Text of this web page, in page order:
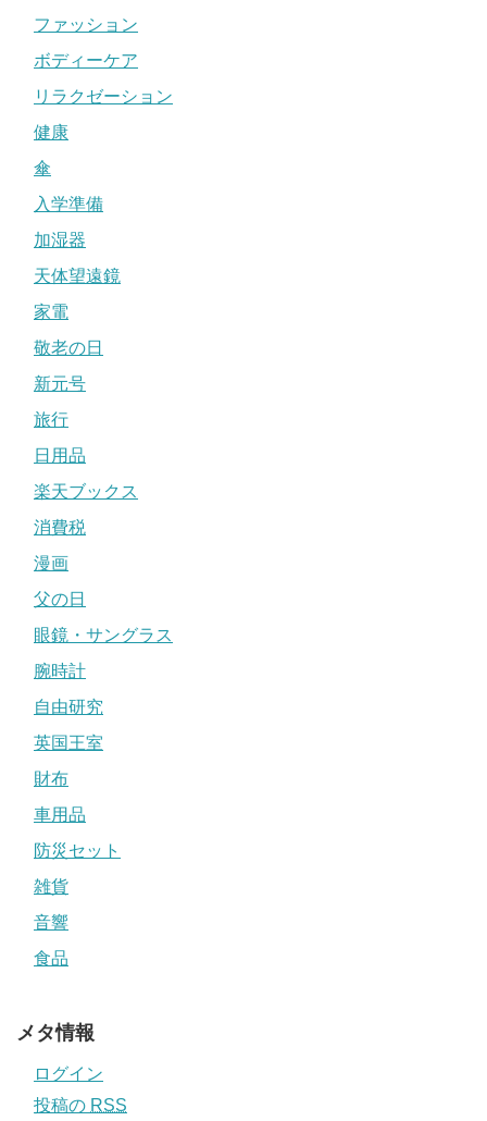
ファッション
ボディーケア
リラクゼーション
健康
傘
入学準備
加湿器
天体望遠鏡
家電
敬老の日
新元号
旅行
日用品
楽天ブックス
消費税
漫画
父の日
眼鏡・サングラス
腕時計
自由研究
英国王室
財布
車用品
防災セット
雑貨
音響
食品
メタ情報
ログイン
投稿の RSS